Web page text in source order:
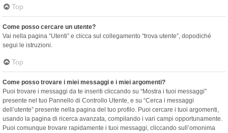
Top
Come posso cercare un utente?
Vai nella pagina “Utenti” e clicca sul collegamento “trova utente”, dopodiché
segui le istruzioni.
Top
Come posso trovare i miei messaggi e i miei argomenti?
Puoi trovare i messaggi da te inseriti cliccando su “Mostra i tuoi messaggi”
presente nel tuo Pannello di Controllo Utente, e su “Cerca i messaggi
dell’utente” presente nella pagina del tuo profilo. Puoi cercare i tuoi argomenti,
usando la pagina di ricerca avanzata, compilando i vari campi opportunamente.
Puoi comunque trovare rapidamente i tuoi messaggi, cliccando sull’omonima